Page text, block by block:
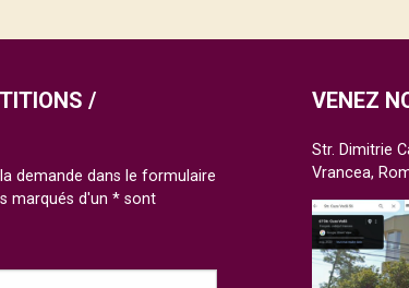
VENEZ
Str. Dimitrie
Vrancea,
/
demande dans le formulaire
marqués d'un * sont